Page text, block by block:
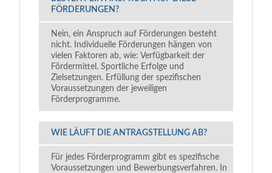
FÖRDERUNGEN?
Nein, ein Anspruch auf Förderungen besteht
nicht. Individuelle Förderungen hängen von
vielen Faktoren ab, wie: Verfügbarkeit der
Fördermittel. Sportliche Erfolge und
Zielsetzungen. Erfüllung der spezifischen
Voraussetzungen der jeweiligen
Förderprogramme.
WIE LÄUFT DIE ANTRAGSTELLUNG AB?
Für jedes Förderprogramm gibt es spezifische
Voraussetzungen und Bewerbungsverfahren. In